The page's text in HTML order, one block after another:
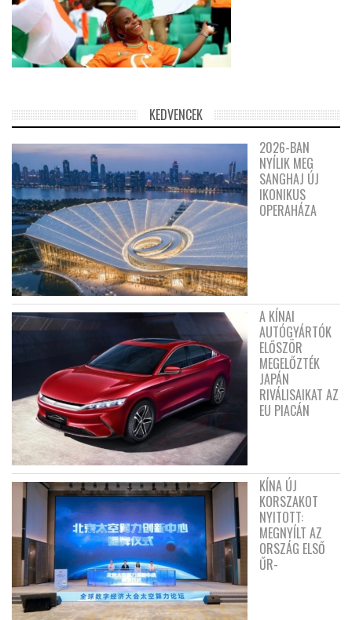
KEDVENCEK
2026-BAN
NYÍLIK MEG
SANGHAJ ÚJ
IKONIKUS
OPERAHÁZA
A KÍNAI
AUTÓGYÁRTÓK
ELŐSZÖR
MEGELŐZTÉK
JAPÁN
RIVÁLISAIKAT AZ
EU PIACÁN
KÍNA ÚJ
KORSZAKOT
NYITOTT:
MEGNYÍLT AZ
ORSZÁG ELSŐ
ŰR-